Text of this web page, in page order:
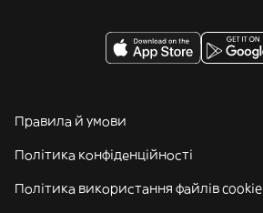
Правила й умови
Політика конфіденційності
Політика використання файлів cookie